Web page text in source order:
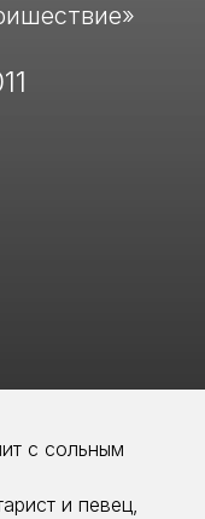
с сольным
и певец,